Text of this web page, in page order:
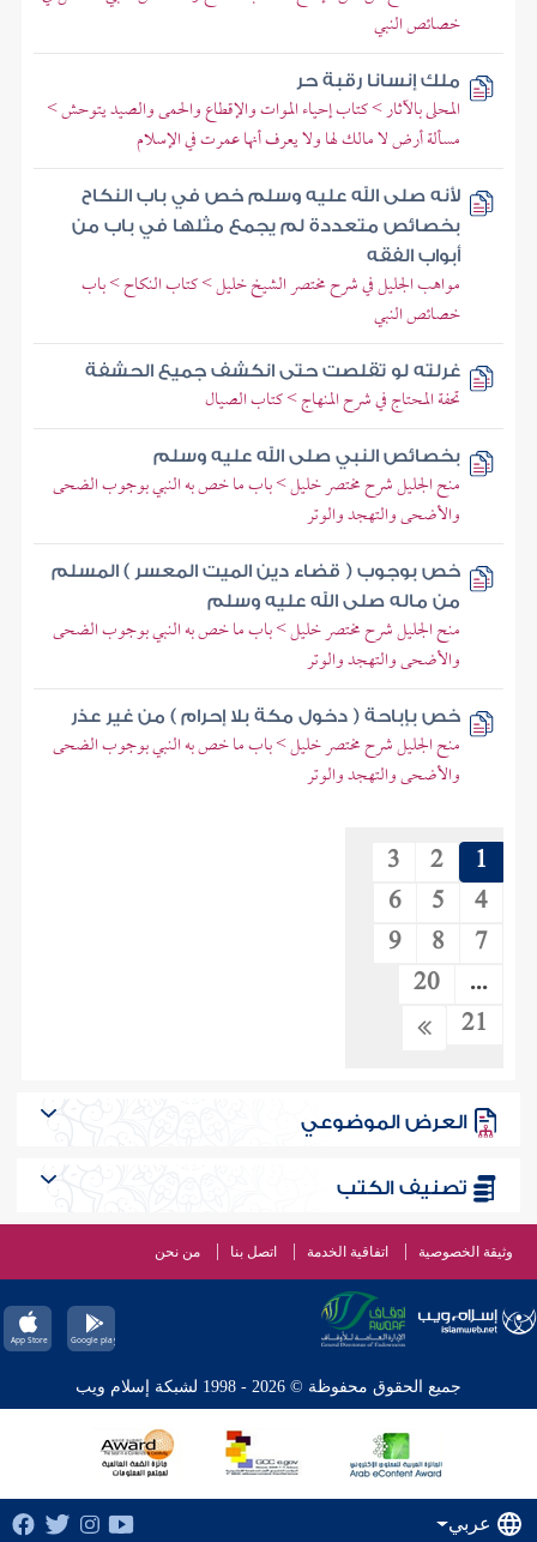
خصائص النبي
ملك إنسانا رقبة حر
المحلى بالآثار > كتاب إحياء الموات والإقطاع والحمى والصيد يتوحش >
مسألة أرض لا مالك لها ولا يعرف أنها عمرت في الإسلام
لأنه صلى الله عليه وسلم خص في باب النكاح
بخصائص متعددة لم يجمع مثلها في باب من
أبواب الفقه
مواهب الجليل في شرح مختصر الشيخ خليل > كتاب النكاح > باب
خصائص النبي
غرلته لو تقلصت حتى انكشف جميع الحشفة
تحفة المحتاج في شرح المنهاج > كتاب الصيال
بخصائص النبي صلى الله عليه وسلم
منح الجليل شرح مختصر خليل > باب ما خص به النبي بوجوب الضحى
والأضحى والتهجد والوتر
خص بوجوب ( قضاء دين الميت المعسر ) المسلم
من ماله صلى الله عليه وسلم
منح الجليل شرح مختصر خليل > باب ما خص به النبي بوجوب الضحى
والأضحى والتهجد والوتر
خص بإباحة ( دخول مكة بلا إحرام ) من غير عذر
منح الجليل شرح مختصر خليل > باب ما خص به النبي بوجوب الضحى
والأضحى والتهجد والوتر
1
2
3
4
5
6
7
8
9
...
20
21
العرض الموضوعي
تصنيف الكتب
وثيقة الخصوصية اتفاقية الخدمة اتصل بنا من نحن
جميع الحقوق محفوظة © 2026 - 1998 لشبكة إسلام ويب
عربي